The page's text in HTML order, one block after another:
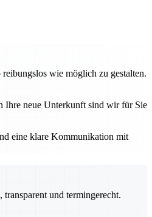
wie möglich zu gestalten.
Ihre neue Unterkunft sind wir für Sie
eine klare Kommunikation mit
und termingerecht.